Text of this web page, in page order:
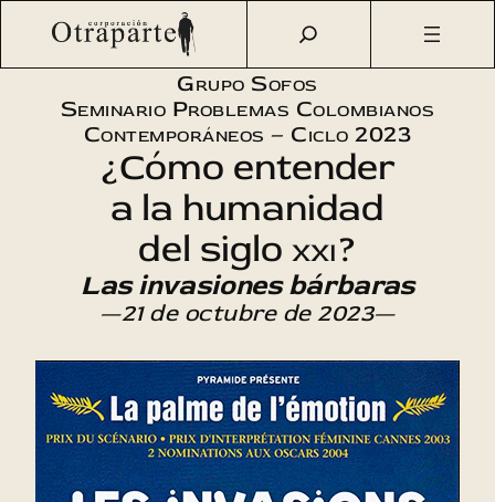
Saltar
Otraparte.org /Agenda Cultural Sofos
Las invasiones
Grupo Sofos
Seminario Problemas Colombianos
Contemporáneos – Ciclo 2023
¿Cómo entender
a la humanidad
del sigloxxi?
Las invasiones bárbaras
—21 de octubre de 2023—